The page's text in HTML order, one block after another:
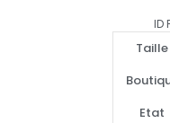
ID
Taille
Etat